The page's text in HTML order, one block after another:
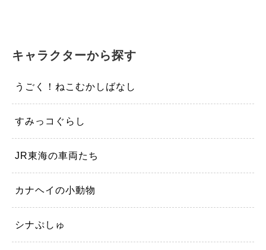
キャラクターから探す
うごく！ねこむかしばなし
すみっコぐらし
JR東海の車両たち
カナヘイの小動物
シナぷしゅ